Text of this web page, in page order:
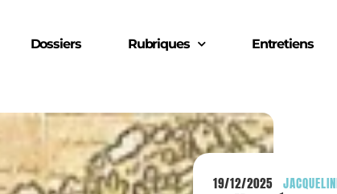
Dossiers Rubriques Entretiens
19/12/2025